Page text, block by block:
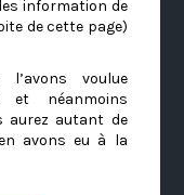
information de
de cette page)
voulue
et néanmoins
aurez autant de
avons eu à la